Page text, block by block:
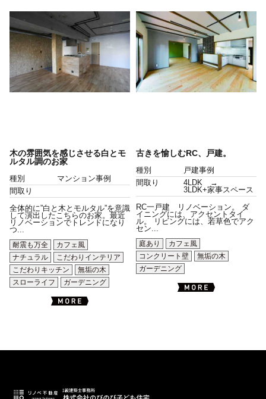
木の雰囲気を感じさせる白とモ
ルタル調のお家
種別
マンション事例
間取り
全体的に”白と木とモルタル”を意識
して演出したこちらのお家。最近
リノベーションでトレンドになり
つ...
耐震も万全
カフェ風
ナチュラル
こだわりインテリア
こだわりキッチン
無垢の木
スローライフ
ガーデニング
古きを愉しむRC、戸建。
種別
戸建事例
間取り
4LDK →
3LDK+家事スペース
RC一戸建 リノベーション。 ダ
イニングには、アクセントタイ
ル。 リビングには、若草色でアク
セン...
庭あり
カフェ風
コンクリート壁
無垢の木
ガーデニング